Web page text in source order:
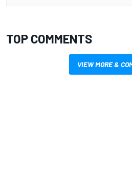
TOP COMMENTS
VIEW MORE &